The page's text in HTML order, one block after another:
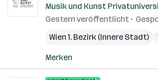
Musik und Kunst
Gestern veröffentlicht
Wien 1. Bezirk (Innere Stadt)
Merken